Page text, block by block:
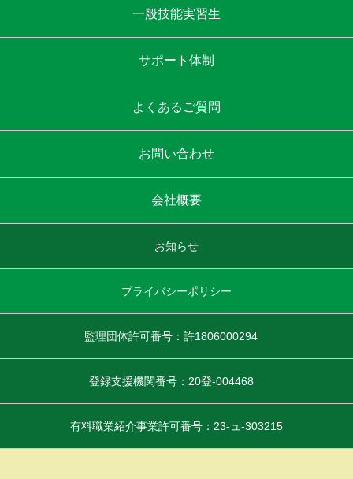
一般技能実習生
サポート体制
よくあるご質問
お問い合わせ
会社概要
お知らせ
プライバシーポリシー
監理団体許可番号：許1806000294
登録支援機関番号：20登-004468
有料職業紹介事業許可番号：23-ュ-303215